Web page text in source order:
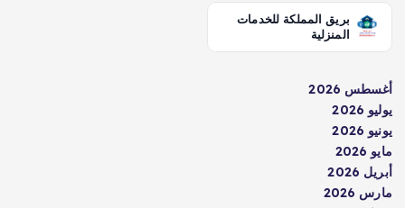
بريق المملكة للخدمات
المنزلية
أغسطس 2026
يوليو 2026
يونيو 2026
مايو 2026
أبريل 2026
مارس 2026